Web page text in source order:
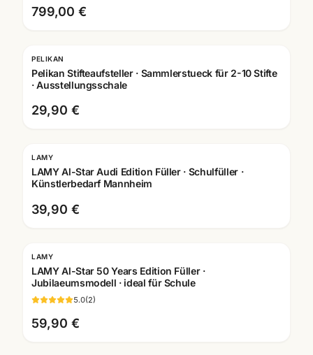
799,00 €
PELIKAN
Pelikan Stifteaufsteller · Sammlerstueck für 2-10 Stifte
· Ausstellungsschale
29,90 €
Gravur
LAMY
LAMY Al-Star Audi Edition Füller · Schulfüller ·
Künstlerbedarf Mannheim
39,90 €
Gravur
LAMY
LAMY Al-Star 50 Years Edition Füller ·
Jubilaeumsmodell · ideal für Schule
5.0(2)
59,90 €